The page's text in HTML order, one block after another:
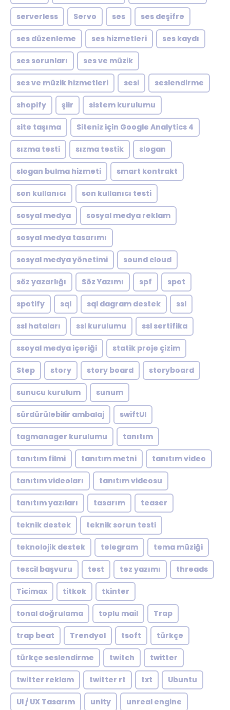
serverless Servo ses ses deşifre
ses düzenleme ses hizmetleri ses kaydı
ses sorunları ses ve müzik
ses ve müzik hizmetleri sesi seslendirme
shopify şiir sistem kurulumu
site taşıma Siteniz için Google Analytics 4
sızma testi sızma testik slogan
slogan bulma hizmeti smart kontrakt
son kullanıcı son kullanıcı testi
sosyal medya sosyal medya reklam
sosyal medya tasarımı
sosyal medya yönetimi sound cloud
söz yazarlığı Söz Yazımı spf spot
spotify sql sql dagram destek ssl
ssl hataları ssl kurulumu ssl sertifika
ssoyal medya içeriği statik proje çizim
Step story story board storyboard
sunucu kurulum sunum
sürdürülebilir ambalaj swiftUI
tagmanager kurulumu tanıtım
tanıtım filmi tanıtım metni tanıtım video
tanıtım videoları tanıtım videosu
tanıtım yazıları tasarım teaser
teknik destek teknik sorun testi
teknolojik destek telegram tema müziği
tescil başvuru test tez yazımı threads
Ticimax titkok tkinter
tonal doğrulama toplu mail Trap
trap beat Trendyol tsoft türkçe
türkçe seslendirme twitch twitter
twitter reklam twitter rt txt Ubuntu
UI / UX Tasarım unity unreal engine